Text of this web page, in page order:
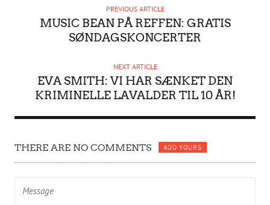
PREVIOUS ARTICLE
MUSIC BEAN PÅ REFFEN: GRATIS
SØNDAGSKONCERTER
NEXT ARTICLE
EVA SMITH: VI HAR SÆNKET DEN
KRIMINELLE LAVALDER TIL 10 ÅR!
THERE ARE NO COMMENTS ADD YOURS